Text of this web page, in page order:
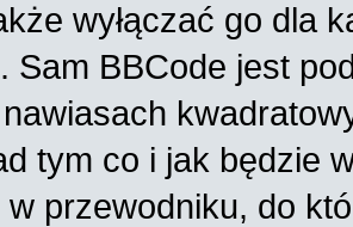
wyłączać go dla
Sam BBCode jest
tym co i jak będzie
przewodniku, do